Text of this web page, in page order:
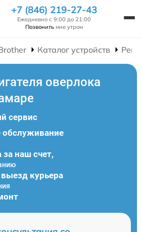
+7 (846) 219-27-43
Ежедневно с 9:00 до 21:00
Позвонить мне утром
Каталог устройств
оверлока
сервис
обслуживание
за наш счет,
курьера